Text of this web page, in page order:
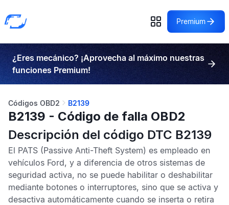
Premium
¿Eres mecánico? ¡Aprovecha al máximo nuestras
funciones Premium!
Códigos OBD2 B2139
B2139 - Código de falla OBD2
Descripción del código DTC B2139
El PATS (Passive Anti-Theft System) es empleado en
vehículos Ford, y a diferencia de otros sistemas de
seguridad activa, no se puede habilitar o deshabilitar
mediante botones o interruptores, sino que se activa y
desactiva automáticamente cuando se inserta o retira